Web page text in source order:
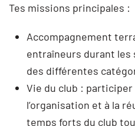
Tes missions principales :
Accompagnement
entraîneurs durant les
des différentes
Vie du club :
l’organisation et à la
temps forts du club